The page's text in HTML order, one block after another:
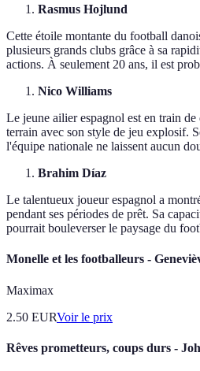
Rasmus Hojlund
Cette étoile montante du football
plusieurs grands clubs grâce à sa
actions. À seulement 20 ans, il est
Nico Williams
Le jeune ailier espagnol est en train
terrain avec son style de jeu explosif.
l'équipe nationale ne laissent aucun
Brahim Díaz
Le talentueux joueur espagnol a
pendant ses périodes de prêt. Sa
pourrait bouleverser le paysage du
Monelle et les footballeurs -
Maximax
2.50 EURVoir le prix
Rêves prometteurs, coups durs -